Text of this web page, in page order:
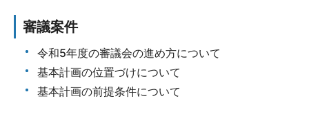
審議案件
令和5年度の審議会の進め方について
基本計画の位置づけについて
基本計画の前提条件について